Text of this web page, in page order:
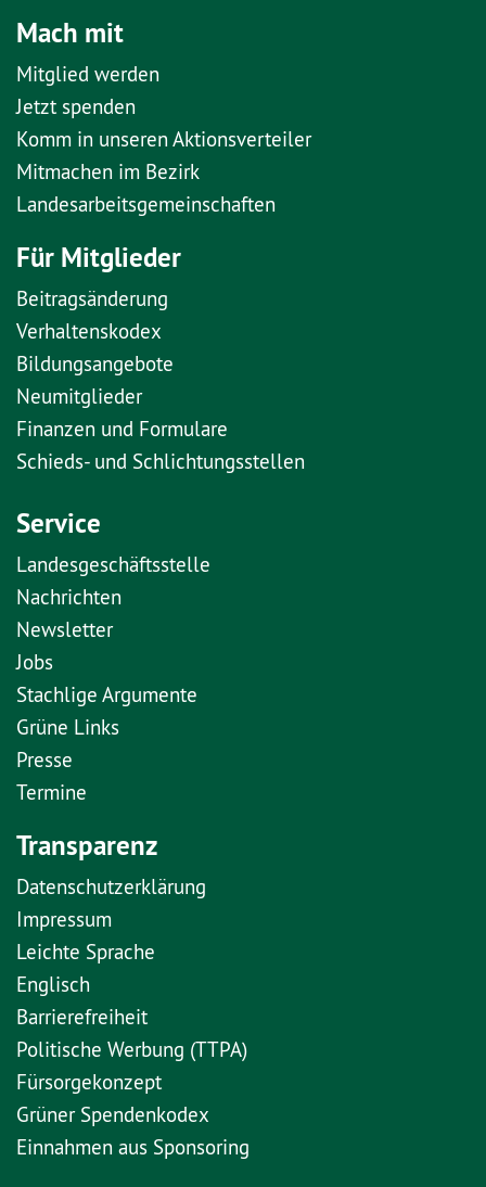
Mach mit
Mitglied werden
Jetzt spenden
Komm in unseren Aktionsverteiler
Mitmachen im Bezirk
Landesarbeitsgemeinschaften
Für Mitglieder
Beitragsänderung
Verhaltenskodex
Bildungsangebote
Neumitglieder
Finanzen und Formulare
Schieds- und Schlichtungsstellen
Service
Landesgeschäftsstelle
Nachrichten
Newsletter
Jobs
Stachlige Argumente
Grüne Links
Presse
Termine
Transparenz
Datenschutzerklärung
Impressum
Leichte Sprache
Englisch
Barrierefreiheit
Politische Werbung (TTPA)
Fürsorgekonzept
Grüner Spendenkodex
Einnahmen aus Sponsoring